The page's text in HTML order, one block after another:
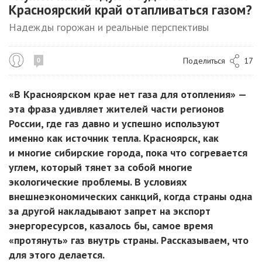
Красноярский край отапливаться газом?
Надежды горожан и реальные перспективы
0 Поделиться 17
«В Красноярском крае нет газа для отопления» —
эта фраза удивляет жителей части регионов
России, где газ давно и успешно используют
именно как источник тепла. Красноярск, как
и многие сибирские города, пока что согревается
углем, который тянет за собой многие
экологические проблемы. В условиях
внешнеэкономических санкций, когда страны одна
за другой накладывают запрет на экспорт
энергоресурсов, казалось бы, самое время
«протянуть» газ внутрь страны. Рассказываем, что
для этого делается.